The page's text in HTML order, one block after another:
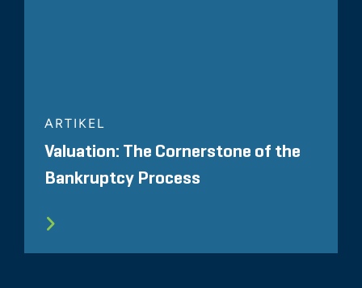
ARTIKEL
Valuation: The Cornerstone of the
Bankruptcy Process